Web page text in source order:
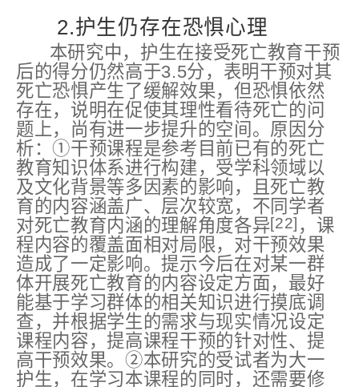
2.护生仍存在恐惧心理
本研究中，护生在接受死亡教育干预
后的得分仍然高于3.5分，表明干预对其
死亡恐惧产生了缓解效果，但恐惧依然
存在，说明在促使其理性看待死亡的问
题上，尚有进一步提升的空间。原因分
析：①干预课程是参考目前已有的死亡
教育知识体系进行构建，受学科领域以
及文化背景等多因素的影响，且死亡教
育的内容涵盖广、层次较宽，不同学者
对死亡教育内涵的理解角度各异[22] ，课
程内容的覆盖面相对局限，对干预效果
造成了一定影响。提示今后在对某一群
体开展死亡教育的内容设定方面，最好
能基于学习群体的相关知识进行摸底调
查，并根据学生的需求与现实情况设定
课程内容，提高课程干预的针对性、提
高干预效果。②本研究的受试者为大一
护生，在学习本课程的同时，还需要修